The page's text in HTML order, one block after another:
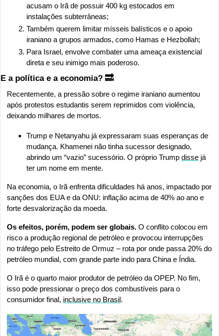
acusam o Irã de possuir 400 kg estocados em
instalações subterrâneas;
Também querem limitar mísseis balísticos e o apoio
iraniano a grupos armados, como Hamas e Hezbollah;
Para Israel, envolve combater uma ameaça existencial
direta e seu inimigo mais poderoso.
E a política e a economia? 🔜
Recentemente, a pressão sobre o regime iraniano aumentou
após protestos estudantis serem reprimidos com violência,
deixando milhares de mortos.
Trump e Netanyahu já expressaram suas esperanças de
mudança. Khamenei não tinha sucessor designado,
abrindo um “vazio” sucessório. O próprio Trump disse já
ter um nome em mente.
Na economia, o Irã enfrenta dificuldades há anos, impactado por
sanções dos EUA e da ONU: inflação acima de 40% ao ano e
forte desvalorização da moeda.
Os efeitos, porém, podem ser globais. O conflito colocou em
risco a produção regional de petróleo e provocou interrupções
no tráfego pelo Estreito de Ormuz – rota por onde passa 20% do
petróleo mundial, com grande parte indo para China e Índia.
O Irã é o quarto maior produtor de petróleo da OPEP. No fim,
isso pode pressionar o preço dos combustíveis para o
consumidor final, inclusive no Brasil.